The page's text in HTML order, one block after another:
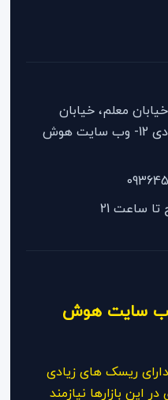
معلم، خیابان
امام هادی،کوچه امام هادی 12- وب سایت هوش
سایت هوش
ریسک های زیادی
این بازارها نیازمند